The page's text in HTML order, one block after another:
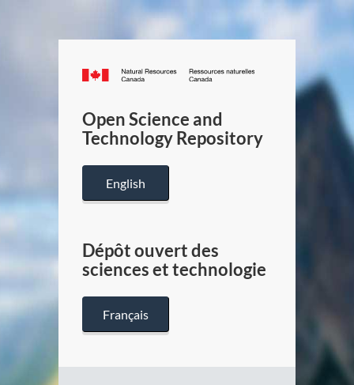
Canada.ca
/
Canada
Open Science and
Technology Repository
English
Dépôt ouvert des
sciences et technologie
Français